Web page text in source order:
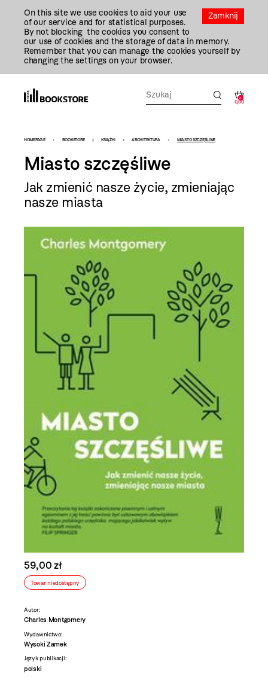
Zamknij
On this site we use cookies to aid your use
of our service and for statistical purposes.
By not blocking the cookies you consent to
our use of cookies and the storage of data in memory.
Remember that you can manage the cookies yourself by
changing the settings on your browser.
0
0,00
Bookstore
-
szablon
szczegóły
HOMEPAGE BOOKSTORE KSIĄŻKI ARCHITEKTURA MIASTO SZCZĘŚLIWE
Miasto szczęśliwe
Jak zmienić nasze życie, zmieniając
nasze miasta
59,00 zł
Towar niedostępny
Autor:
Charles Montgomery
Wydawnictwo:
Wysoki Zamek
Język publikacji:
polski